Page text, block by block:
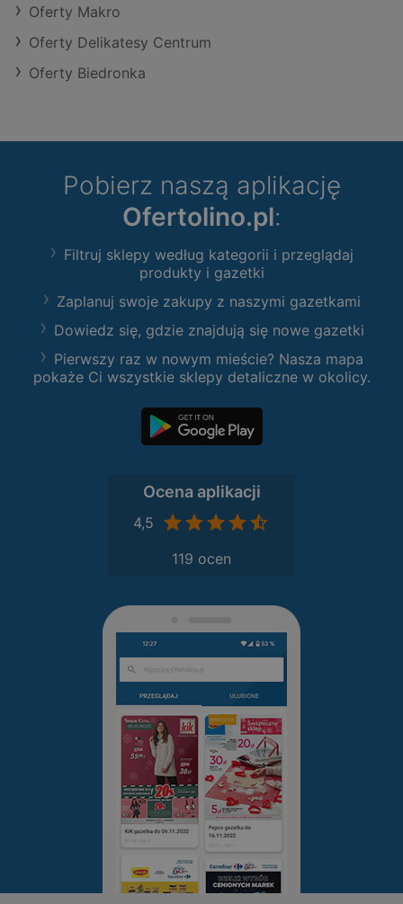
Oferty Makro
Oferty Delikatesy Centrum
Oferty Biedronka
Pobierz naszą aplikację
Ofertolino.pl:
Filtruj sklepy według kategorii i przeglądaj
produkty i gazetki
Zaplanuj swoje zakupy z naszymi gazetkami
Dowiedz się, gdzie znajdują się nowe gazetki
Pierwszy raz w nowym mieście? Nasza mapa
pokaże Ci wszystkie sklepy detaliczne w okolicy.
Ocena aplikacji
4,5
119 ocen